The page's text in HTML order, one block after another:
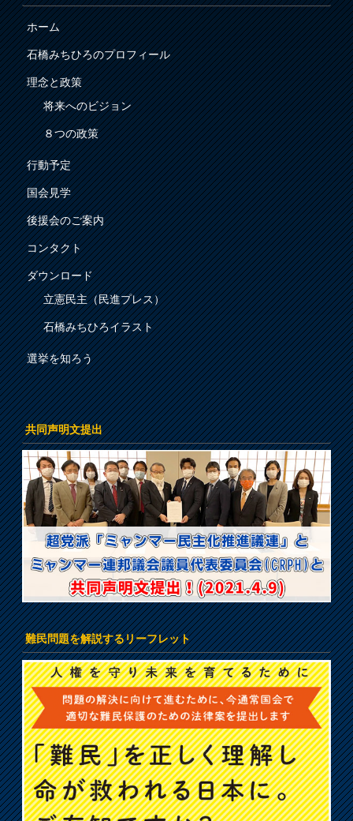
ホーム
石橋みちひろのプロフィール
理念と政策
将来へのビジョン
８つの政策
行動予定
国会見学
後援会のご案内
コンタクト
ダウンロード
立憲民主（民進プレス）
石橋みちひろイラスト
選挙を知ろう
共同声明文提出
難民問題を解説するリーフレット